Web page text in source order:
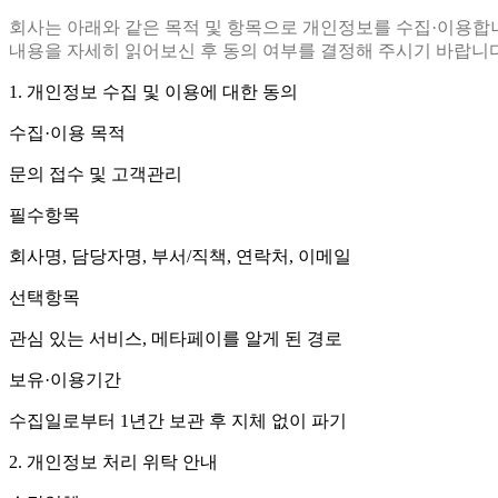
회사는 아래와 같은 목적 및 항목으로 개인정보를 수집·이용합
내용을 자세히 읽어보신 후 동의 여부를 결정해 주시기 바랍니
1. 개인정보 수집 및 이용에 대한 동의
수집·이용 목적
문의 접수 및 고객관리
필수항목
회사명, 담당자명, 부서/직책, 연락처, 이메일
선택항목
관심 있는 서비스, 메타페이를 알게 된 경로
보유·이용기간
수집일로부터 1년간 보관 후 지체 없이 파기
2. 개인정보 처리 위탁 안내